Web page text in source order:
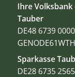
Ihre
Tauber
DE48 6739
GENODE61WTH
Sparkasse
DE28 6735